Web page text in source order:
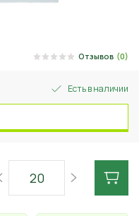
Отзывов (0)
Есть в наличии